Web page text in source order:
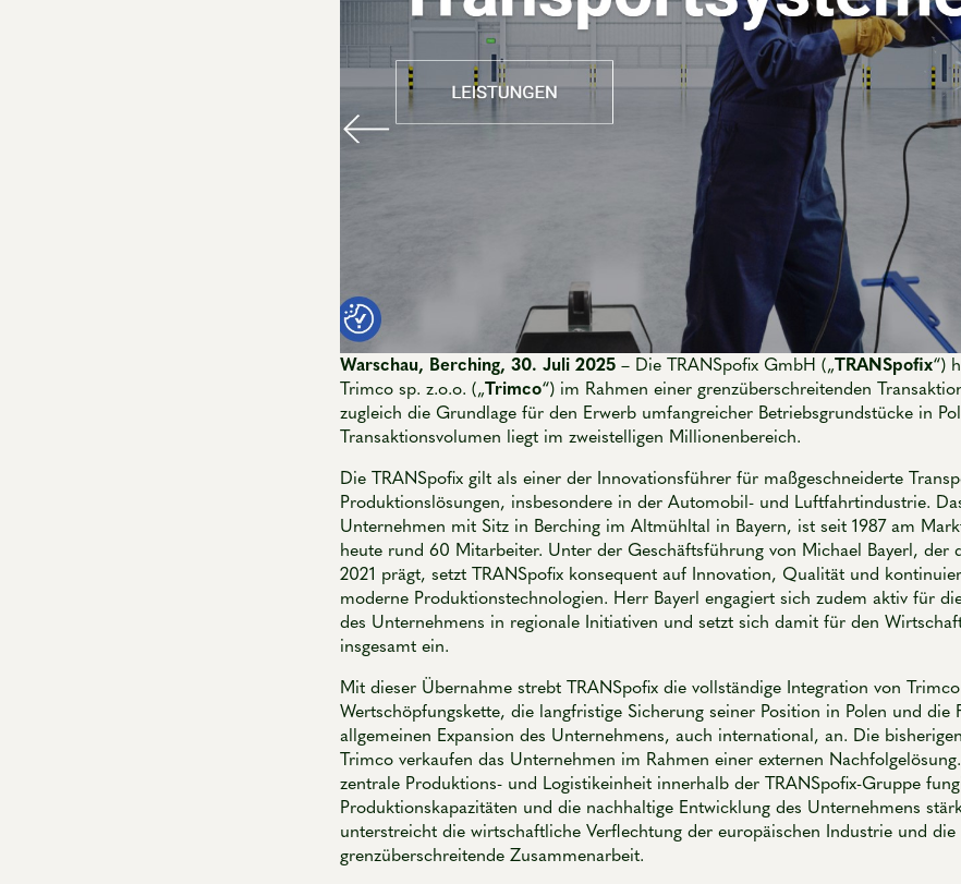
Warschau, Berching, 30. Juli 2025 – Die TRANSpofix GmbH („TRANSpofix“)
Trimco sp. z.o.o. („Trimco“) im Rahmen einer grenzüberschreitenden
zugleich die Grundlage für den Erwerb umfangreicher Betriebsgrundstücke in
Transaktionsvolumen liegt im zweistelligen Millionenbereich.
Die TRANSpofix gilt als einer der Innovationsführer für maßgeschneiderte
Produktionslösungen, insbesondere in der Automobil- und Luftfahrtindustrie.
Unternehmen mit Sitz in Berching im Altmühltal in Bayern, ist seit 1987 am
heute rund 60 Mitarbeiter. Unter der Geschäftsführung von Michael Bayerl, der
2021 prägt, setzt TRANSpofix konsequent auf Innovation, Qualität und
moderne Produktionstechnologien. Herr Bayerl engagiert sich zudem aktiv für
des Unternehmens in regionale Initiativen und setzt sich damit für den
insgesamt ein.
Mit dieser Übernahme strebt TRANSpofix die vollständige Integration von
Wertschöpfungskette, die langfristige Sicherung seiner Position in Polen und die
allgemeinen Expansion des Unternehmens, auch international, an. Die
Trimco verkaufen das Unternehmen im Rahmen einer externen
zentrale Produktions- und Logistikeinheit innerhalb der TRANSpofix-Gruppe
Produktionskapazitäten und die nachhaltige Entwicklung des Unternehmens
unterstreicht die wirtschaftliche Verflechtung der europäischen Industrie und die
grenzüberschreitende Zusammenarbeit.